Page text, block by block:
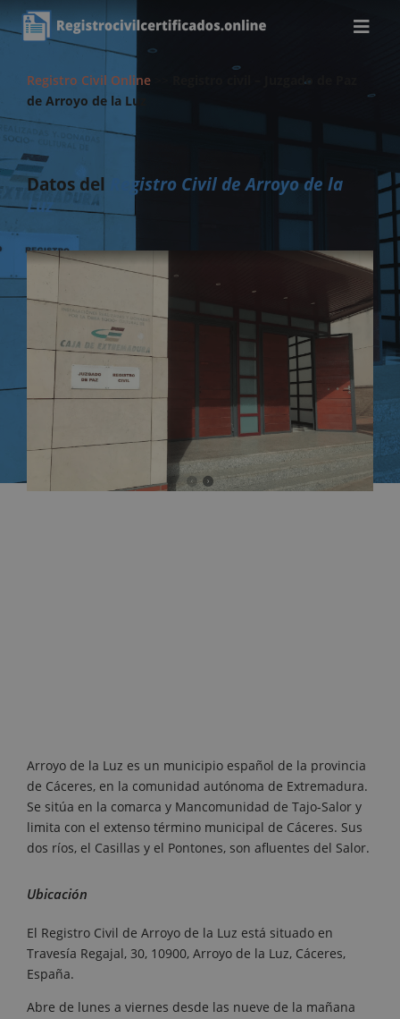
Registro Civil Online
Registro civil – Juzgado de Paz
de Arroyo de la Luz
Datos del
Registro Civil de Arroyo de la
Luz
Arroyo de la Luz es un municipio español de la provincia
de Cáceres, en la comunidad autónoma de Extremadura.
Se sitúa en la comarca y Mancomunidad de Tajo-Salor y
limita con el extenso término municipal de Cáceres. Sus
dos ríos, el Casillas y el Pontones, son afluentes del Salor.
Ubicación
El Registro Civil de Arroyo de la Luz está situado en
Travesía Regajal, 30, 10900, Arroyo de la Luz, Cáceres,
España.
Abre de lunes a viernes desde las nueve de la mañana